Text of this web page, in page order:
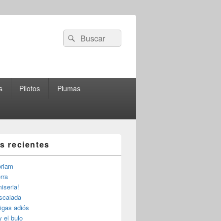
Buscar
por:
Buscar
Pilotos Plumas
recientes
adiós
el bulo